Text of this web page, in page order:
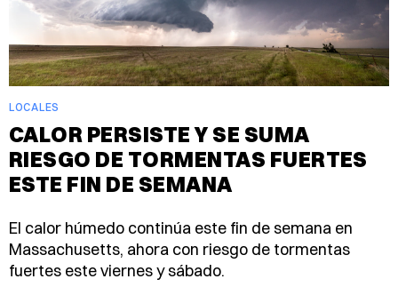
LOCALES
CALOR PERSISTE Y SE SUMA
RIESGO DE TORMENTAS FUERTES
ESTE FIN DE SEMANA
El calor húmedo continúa este fin de semana en
Massachusetts, ahora con riesgo de tormentas
fuertes este viernes y sábado.